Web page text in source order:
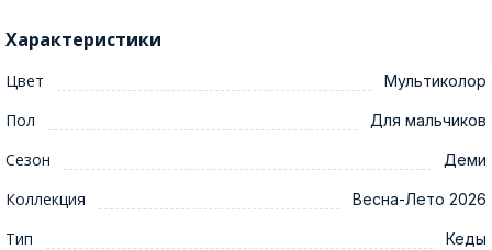
Характеристики
Цвет Мультиколор
Пол Для мальчиков
Сезон Деми
Коллекция Весна-Лето 2026
Тип Кеды